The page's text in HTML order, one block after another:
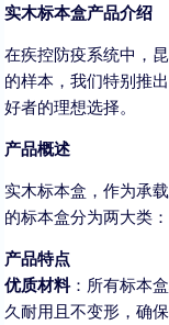
实木标本盒产品介绍
在疾控防疫系统中，
的样本，我们特别推
好者的理想选择。
产品概述
实木标本盒，作为承
的标本盒分为两大类
产品特点
优质材料：所有标本
久耐用且不变形，确